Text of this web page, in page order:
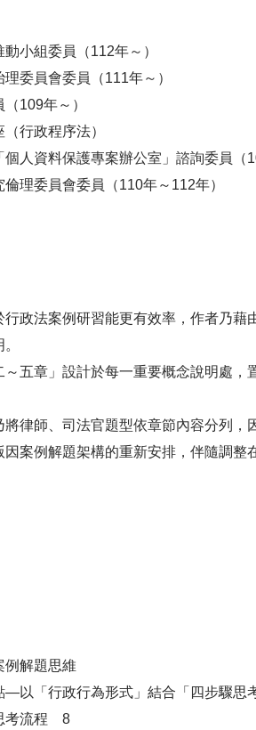
小組委員（112年～）
委員會委員（111年～）
109年～）
行政程序法）
個人資料保護專案辦公室」諮詢委員（
理委員會委員（110年～112年）
法案例研習能更有效率，作者乃藉
章」設計於每一重要概念說明處，
師、司法官題型依章節內容分列，
案例解題架構的重新安排，伴隨調整
解題思維
「行政行為形式」結合「四步驟思
流程 8